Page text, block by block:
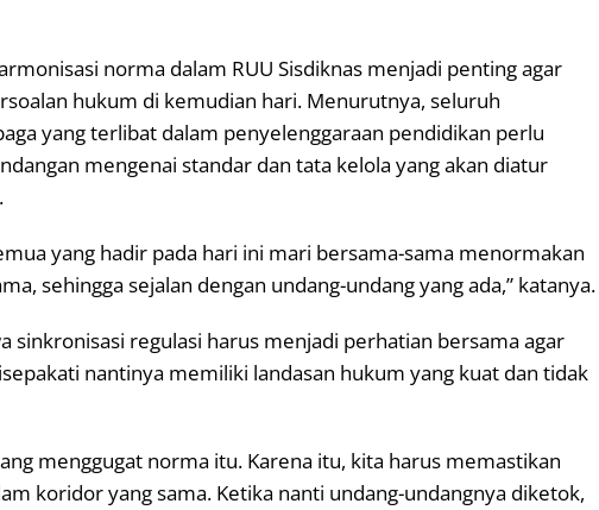
norma dalam RUU Sisdiknas menjadi penting agar
hukum di kemudian hari. Menurutnya, seluruh
yang terlibat dalam penyelenggaraan pendidikan perlu
mengenai standar dan tata kelola yang akan diatur
yang hadir pada hari ini mari bersama-sama menormakan
sehingga sejalan dengan undang-undang yang ada,” katanya.
sinkronisasi regulasi harus menjadi perhatian bersama agar
nantinya memiliki landasan hukum yang kuat dan tidak
menggugat norma itu. Karena itu, kita harus memastikan
koridor yang sama. Ketika nanti undang-undangnya diketok,